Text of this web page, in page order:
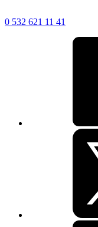
0 532 621 11 41